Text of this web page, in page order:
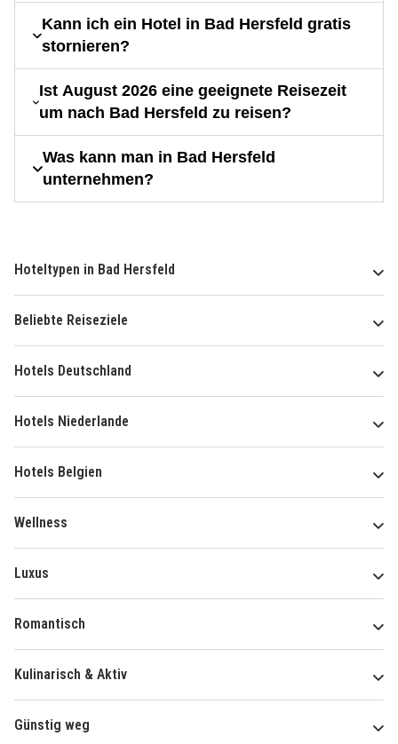
Kann ich ein Hotel in Bad Hersfeld gratis
stornieren?
Ist August 2026 eine geeignete Reisezeit
um nach Bad Hersfeld zu reisen?
Was kann man in Bad Hersfeld
unternehmen?
Hoteltypen in Bad Hersfeld
Beliebte Reiseziele
Hotels Deutschland
Hotels Niederlande
Hotels Belgien
Wellness
Luxus
Romantisch
Kulinarisch & Aktiv
Günstig weg